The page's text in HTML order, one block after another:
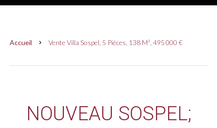
Accueil Vente Villa Sospel, 5 Pièces, 138 M², 495 000 €
NOUVEAU SOSPEL;